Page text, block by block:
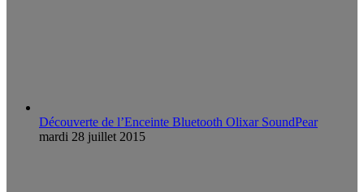
Découverte de l’Enceinte Bluetooth Olixar SoundPear
mardi 28 juillet 2015